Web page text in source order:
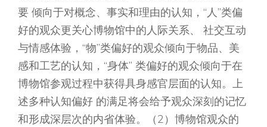
要 倾向于对概念、事实和理由的认知，“人”类偏
好的观众更关心博物馆中的人际关系、 社交互动
与情感体验，“物”类偏好的观众倾向于物品、美
感和工艺的认知，“身体” 类偏好的观众倾向于在
博物馆参观过程中获得具身感官层面的认知。上
述多种认知偏好 的满足将会给予观众深刻的记忆
和形成深层次的内省体验。（2）博物馆观众的